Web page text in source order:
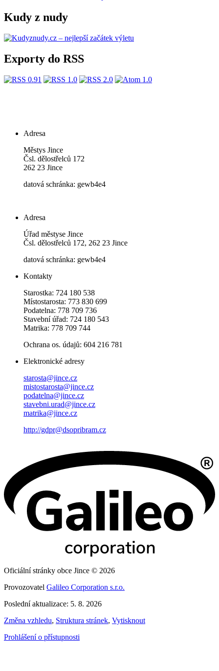
Kudy z nudy
Exporty do RSS
Adresa
Městys Jince
Čsl. dělostřelců 172
262 23 Jince
datová schránka: gewb4e4
Adresa
Úřad městyse Jince
Čsl. dělostřelců 172, 262 23 Jince
datová schránka: gewb4e4
Kontakty
Starostka: 724 180 538
Místostarosta: 773 830 699
Podatelna: 778 709 736
Stavební úřad: 724 180 543
Matrika: 778 709 744
Ochrana os. údajů: 604 216 781
Elektronické adresy
starosta@jince.cz
mistostarosta@jince.cz
podatelna@jince.cz
stavebni.urad@jince.cz
matrika@jince.cz
http://gdpr@dsopribram.cz
Oficiální stránky obce Jince © 2026
Provozovatel Galileo Corporation s.r.o.
Poslední aktualizace: 5. 8. 2026
Změna vzhledu, Struktura stránek, Vytisknout
Prohlášení o přístupnosti